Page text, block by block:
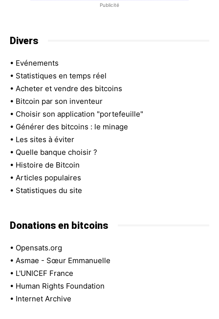
Publicité
Divers
• Evénements
• Statistiques en temps réel
• Acheter et vendre des bitcoins
• Bitcoin par son inventeur
• Choisir son application "portefeuille"
• Générer des bitcoins : le minage
• Les sites à éviter
• Quelle banque choisir ?
• Histoire de Bitcoin
• Articles populaires
• Statistiques du site
Donations en bitcoins
• Opensats.org
• Asmae - Sœur Emmanuelle
• L'UNICEF France
• Human Rights Foundation
• Internet Archive